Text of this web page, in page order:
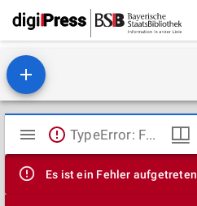
Mirador
Viewer
TypeError: Failed to fetch
Es ist ein Fehler aufgetreten